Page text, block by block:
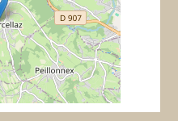
les viandes
abrite les moyens
mot, tout ce qui
la famille pour
de